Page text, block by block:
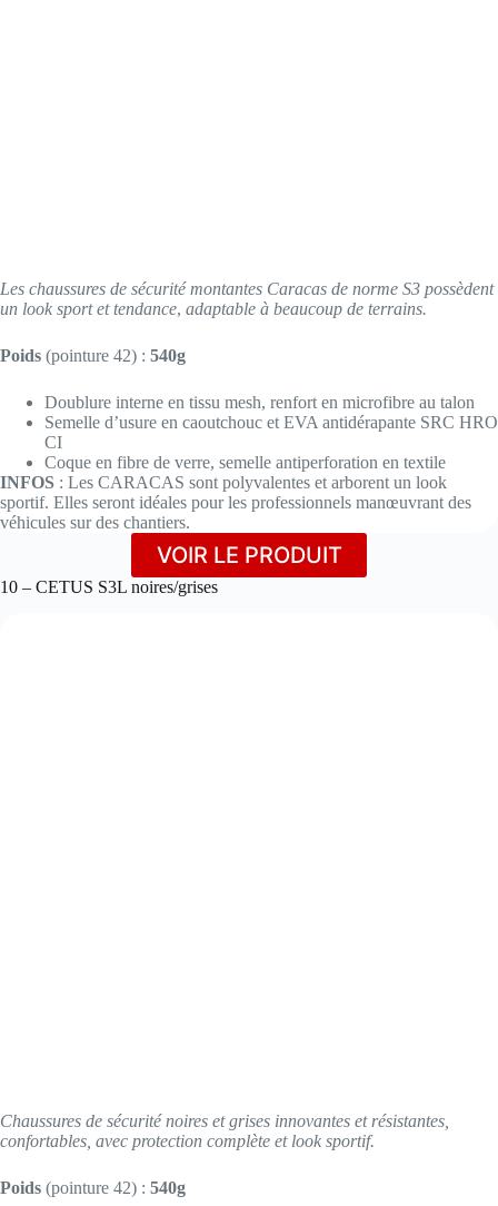
Les chaussures de sécurité montantes Caracas de norme S3 possèdent
un look sport et tendance, adaptable à beaucoup de terrains.
Poids (pointure 42) : 540g
Doublure interne en tissu mesh, renfort en microfibre au talon
Semelle d’usure en caoutchouc et EVA antidérapante SRC HRO
CI
Coque en fibre de verre, semelle antiperforation en textile
INFOS : Les CARACAS sont polyvalentes et arborent un look
sportif. Elles seront idéales pour les professionnels manœuvrant des
véhicules sur des chantiers.
VOIR LE PRODUIT
10 – CETUS S3L noires/grises
Chaussures de sécurité noires et grises innovantes et résistantes,
confortables, avec protection complète et look sportif.
Poids (pointure 42) : 540g